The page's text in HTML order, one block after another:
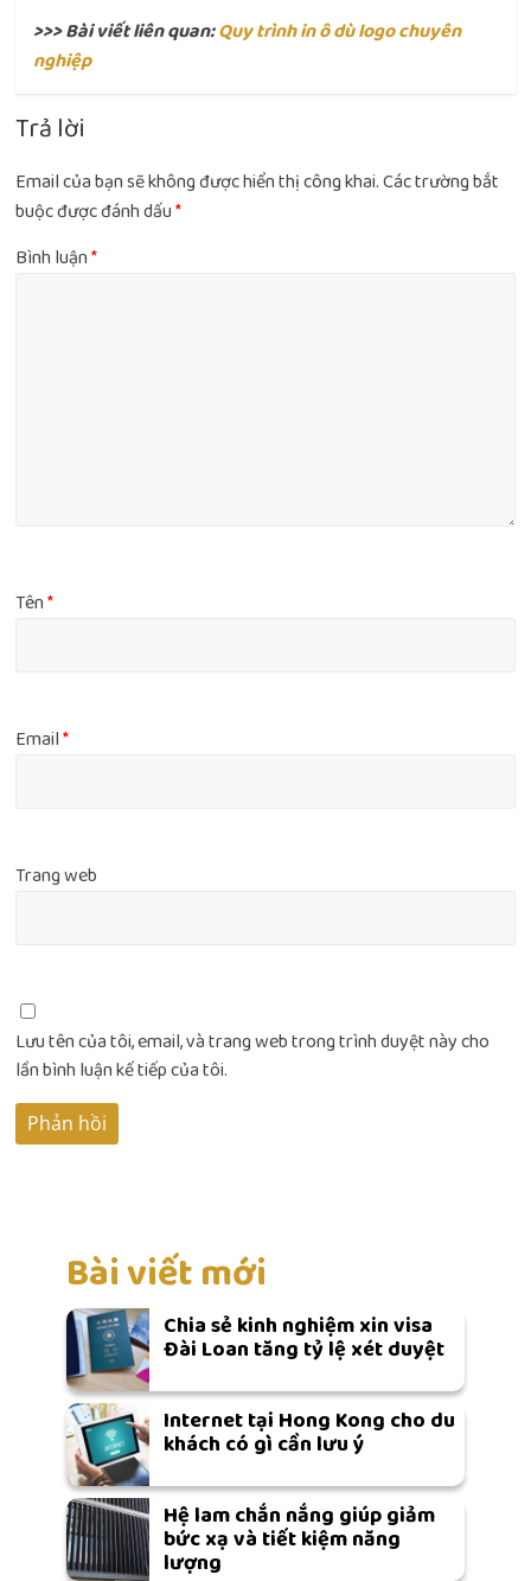
>>> Bài viết liên quan:Quy trình in ô dù logo chuyên
nghiệp
Trả lời
Email của bạn sẽ không được hiển thị công khai.Các trường bắt
buộc được đánh dấu*
Bình luận*
Tên*
Email*
Trang web
Lưu tên của tôi, email, và trang web trong trình duyệt này cho
lần bình luận kế tiếp của tôi.
Bài viết mới
Chia sẻ kinh nghiệm xin visa
Đài Loan tăng tỷ lệ xét duyệt
Internet tại Hong Kong cho du
khách có gì cần lưu ý
Hệ lam chắn nắng giúp giảm
bức xạ và tiết kiệm năng
lượng